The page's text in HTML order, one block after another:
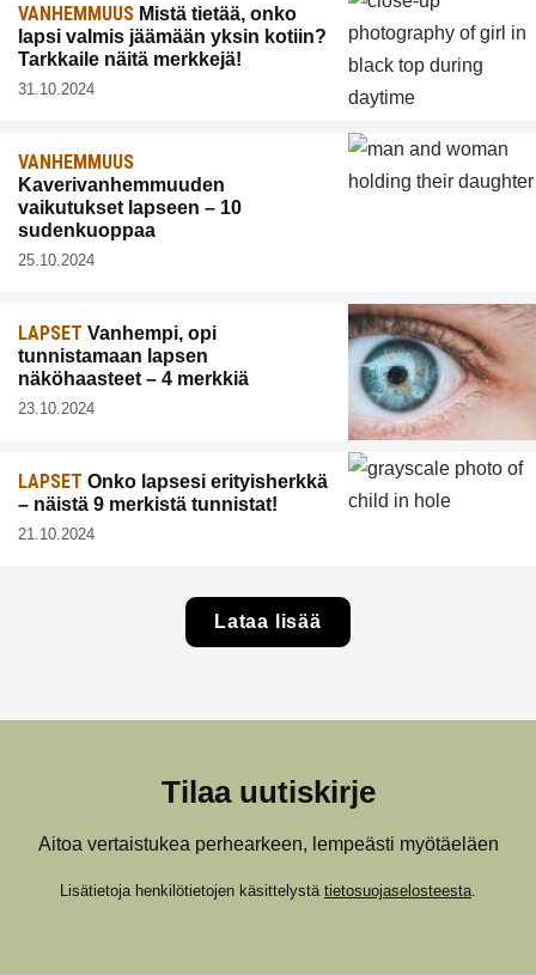
VANHEMMUUS Mistä tietää, onko
lapsi valmis jäämään yksin kotiin?
Tarkkaile näitä merkkejä!
31.10.2024
VANHEMMUUS
Kaverivanhemmuuden
vaikutukset lapseen – 10
sudenkuoppaa
25.10.2024
LAPSET Vanhempi, opi
tunnistamaan lapsen
näköhaasteet – 4 merkkiä
23.10.2024
LAPSET Onko lapsesi erityisherkkä
– näistä 9 merkistä tunnistat!
21.10.2024
Lataa lisää
Tilaa uutiskirje
Aitoa vertaistukea perhearkeen, lempeästi myötäeläen
Lisätietoja henkilötietojen käsittelystä tietosuojaselosteesta